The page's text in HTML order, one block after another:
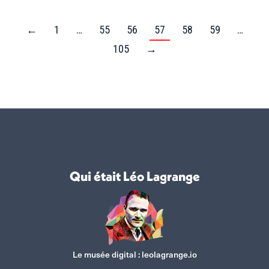
← 1 … 55 56 57 58 59
…
105
→
Qui était Léo Lagrange
Le musée digital :leolagrange.io